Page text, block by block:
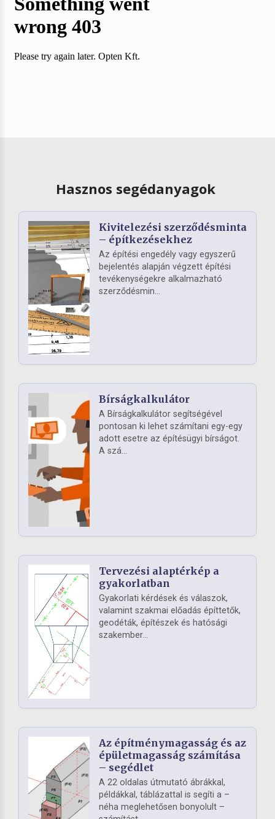
Hasznos segédanyagok
Kivitelezési szerződésminta
– építkezésekhez
Az építési engedély vagy egyszerű
bejelentés alapján végzett építési
tevékenységekre alkalmazható
szerződésmin...
Bírságkalkulátor
A Bírságkalkulátor segítségével
pontosan ki lehet számítani egy-egy
adott esetre az építésügyi bírságot.
A szá...
Tervezési alaptérkép a
gyakorlatban
Gyakorlati kérdések és válaszok,
valamint szakmai előadás építtetők,
geodéták, építészek és hatósági
szakember...
Az építménymagasság és az
épületmagasság számítása
– segédlet
A 22 oldalas útmutató ábrákkal,
példákkal, táblázattal is segíti a –
néha meglehetősen bonyolult –